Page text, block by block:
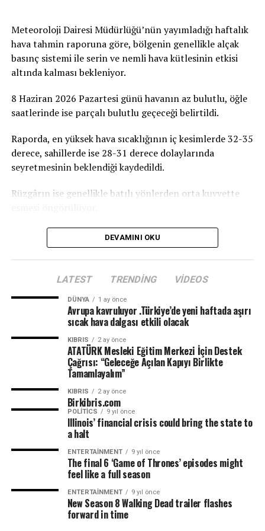
Toplumun Tüm Kesimlerine Destek
Çağrısı
Toplumun her kesimine çağrıda bulunan Kırmızı,
taşıdığını belirterek, “Bu proje siyaset üstüdür, gelecek
nesillere yapılan bir yatırımdır. Yapılacak her bağış,
çocuklarımızın ve gençlerimizin geleceğine atılmış bir
imza olacaktır. Tüm duyarlı vatandaşlarımızı, iş
insanlarımızı, sivil toplum örgütlerimizi ve
gönüllülerimizi ATATÜRK Mesleki Eğitim Merkezi
projesine destek olmaya davet ediyoruz” dedi.
Birçok Meslek Dalında Eğitim Verilecek
tesisatçılık, robotik kodlama, oto elektrik, oto kaporta,
kuaförlük ve berberlik gibi birçok alanda mesleki eğitim
verilmesi planlanıyor. Merkezin, KKTC’nin mesleki
eğitim altyapısına önemli katkılar sağlaması ve
gençlerin istihdam olanaklarını artırması hedefleniyor.
Meteoroloji Dairesi Müdürlüğü’nün yayımladığı haftalık
hava tahmin raporuna göre, bölgenin genellikle alçak
basınç sistemi ile serin ve nemli hava kütlesinin etkisi
altında kalması bekleniyor.
8 Haziran 2026 Pazartesi günü havanın az bulutlu, öğle
saatlerinde ise parçalı bulutlu geçeceği belirtildi.
Raporda, en yüksek hava sıcaklığının iç kesimlerde 32-35
derece, sahillerde ise 28-31 derece dolaylarında
seyretmesinin beklendiği kaydedildi.
Rüzgârın ise genellikle batılı yönlerden orta kuvvette
DEVAMINI OKU
LATEST TRENDING VIDEOS
DÜNYA 1 ay önce
Avrupa kavruluyor .Türkiye’de yeni haftada aşırı
sıcak hava dalgası etkili olacak
KIBRIS 2 ay önce
ATATÜRK Mesleki Eğitim Merkezi İçin Destek
Çağrısı: “Geleceğe Açılan Kapıyı Birlikte
Tamamlayalım”
KIBRIS 2 ay önce
Birkibris.com
POLITICS 9 yıl önce
Illinois’ financial crisis could bring the state to
a halt
ENTERTAINMENT 9 yıl önce
The final 6 ‘Game of Thrones’ episodes might
feel like a full season
ENTERTAINMENT 9 yıl önce
New Season 8 Walking Dead trailer flashes
forward in time